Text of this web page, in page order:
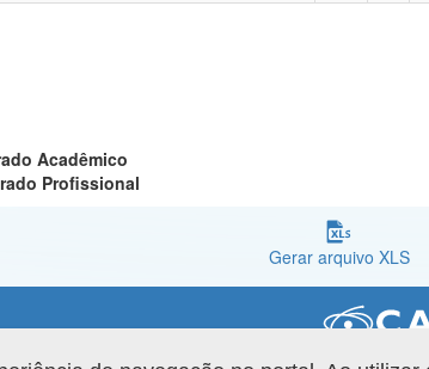
Acadêmico
Profissional
Gerar arquivo XLS